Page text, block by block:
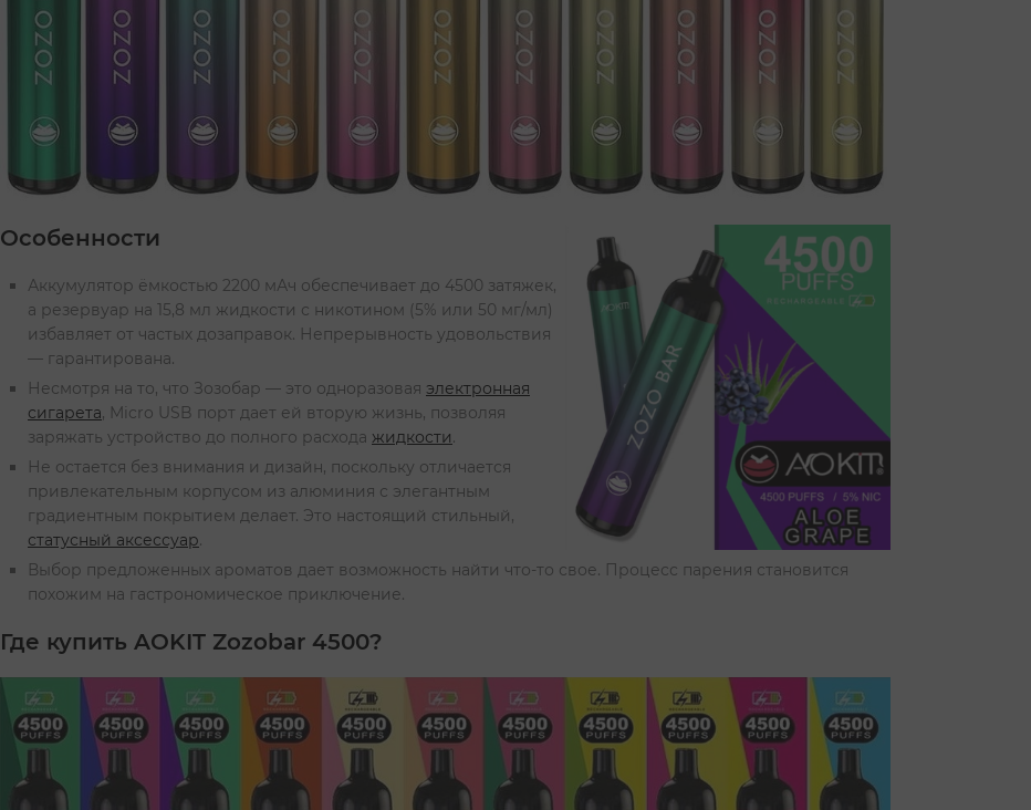
Особенности
Аккумулятор ёмкостью 2200 мАч обеспечивает до 4500 затяжек,
а резервуар на 15,8 мл жидкости с никотином (5% или 50 мг/мл)
избавляет от частых дозаправок. Непрерывность удовольствия
— гарантирована.
Несмотря на то, что Зозобар — это одноразовая электронная
сигарета, Micro USB порт дает ей вторую жизнь, позволяя
заряжать устройство до полного расхода жидкости.
Не остается без внимания и дизайн, поскольку отличается
привлекательным корпусом из алюминия с элегантным
градиентным покрытием делает. Это настоящий стильный,
статусный аксессуар.
Выбор предложенных ароматов дает возможность найти что-то свое. Процесс парения становится
похожим на гастрономическое приключение.
Где купить AOKIT Zozobar 4500?